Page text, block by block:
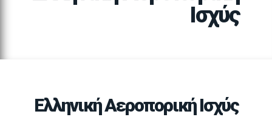
Ισχύς
Ελληνική Αεροπορική Ισχύς